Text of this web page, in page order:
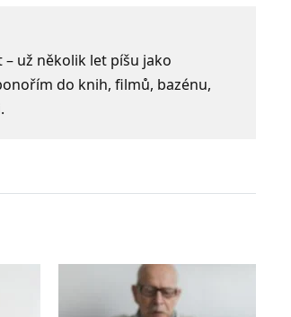
už několik let píšu jako
do knih, filmů, bazénu,